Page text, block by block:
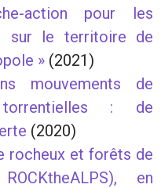
action pour les
sur le territoire de
» (2021)
mouvements de
: de
(2020)
rocheux et forêts de
en